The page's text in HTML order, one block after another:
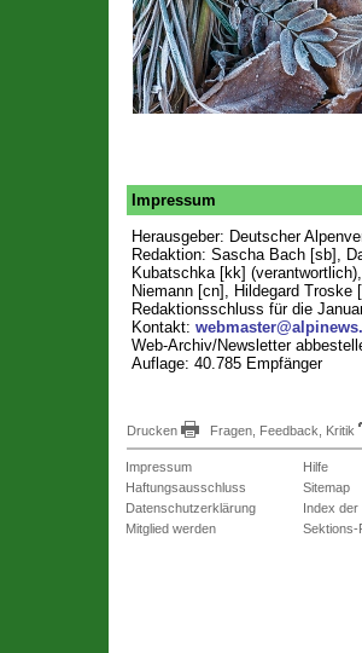
Impressum
Herausgeber: Deutscher
Redaktion: Sascha Bach [sb],
Kubatschka [kk]
Niemann [cn], Hildegard Troske
Redaktionsschluss für die
Kontakt:
Web-Archiv/Newsletter
Auflage: 40.785 Empfänger
Drucken Fragen, Feedback, Kritik
Impressum
Haftungsausschluss
Datenschutzerklärung
Mitglied werden
Hilfe
Sitemap
Index der
Sektions-